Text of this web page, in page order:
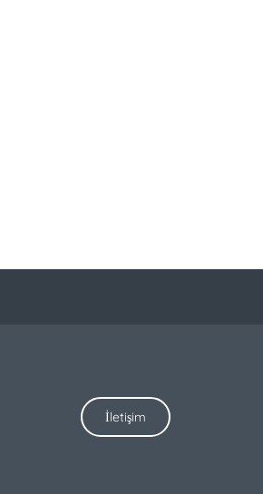
İletişim